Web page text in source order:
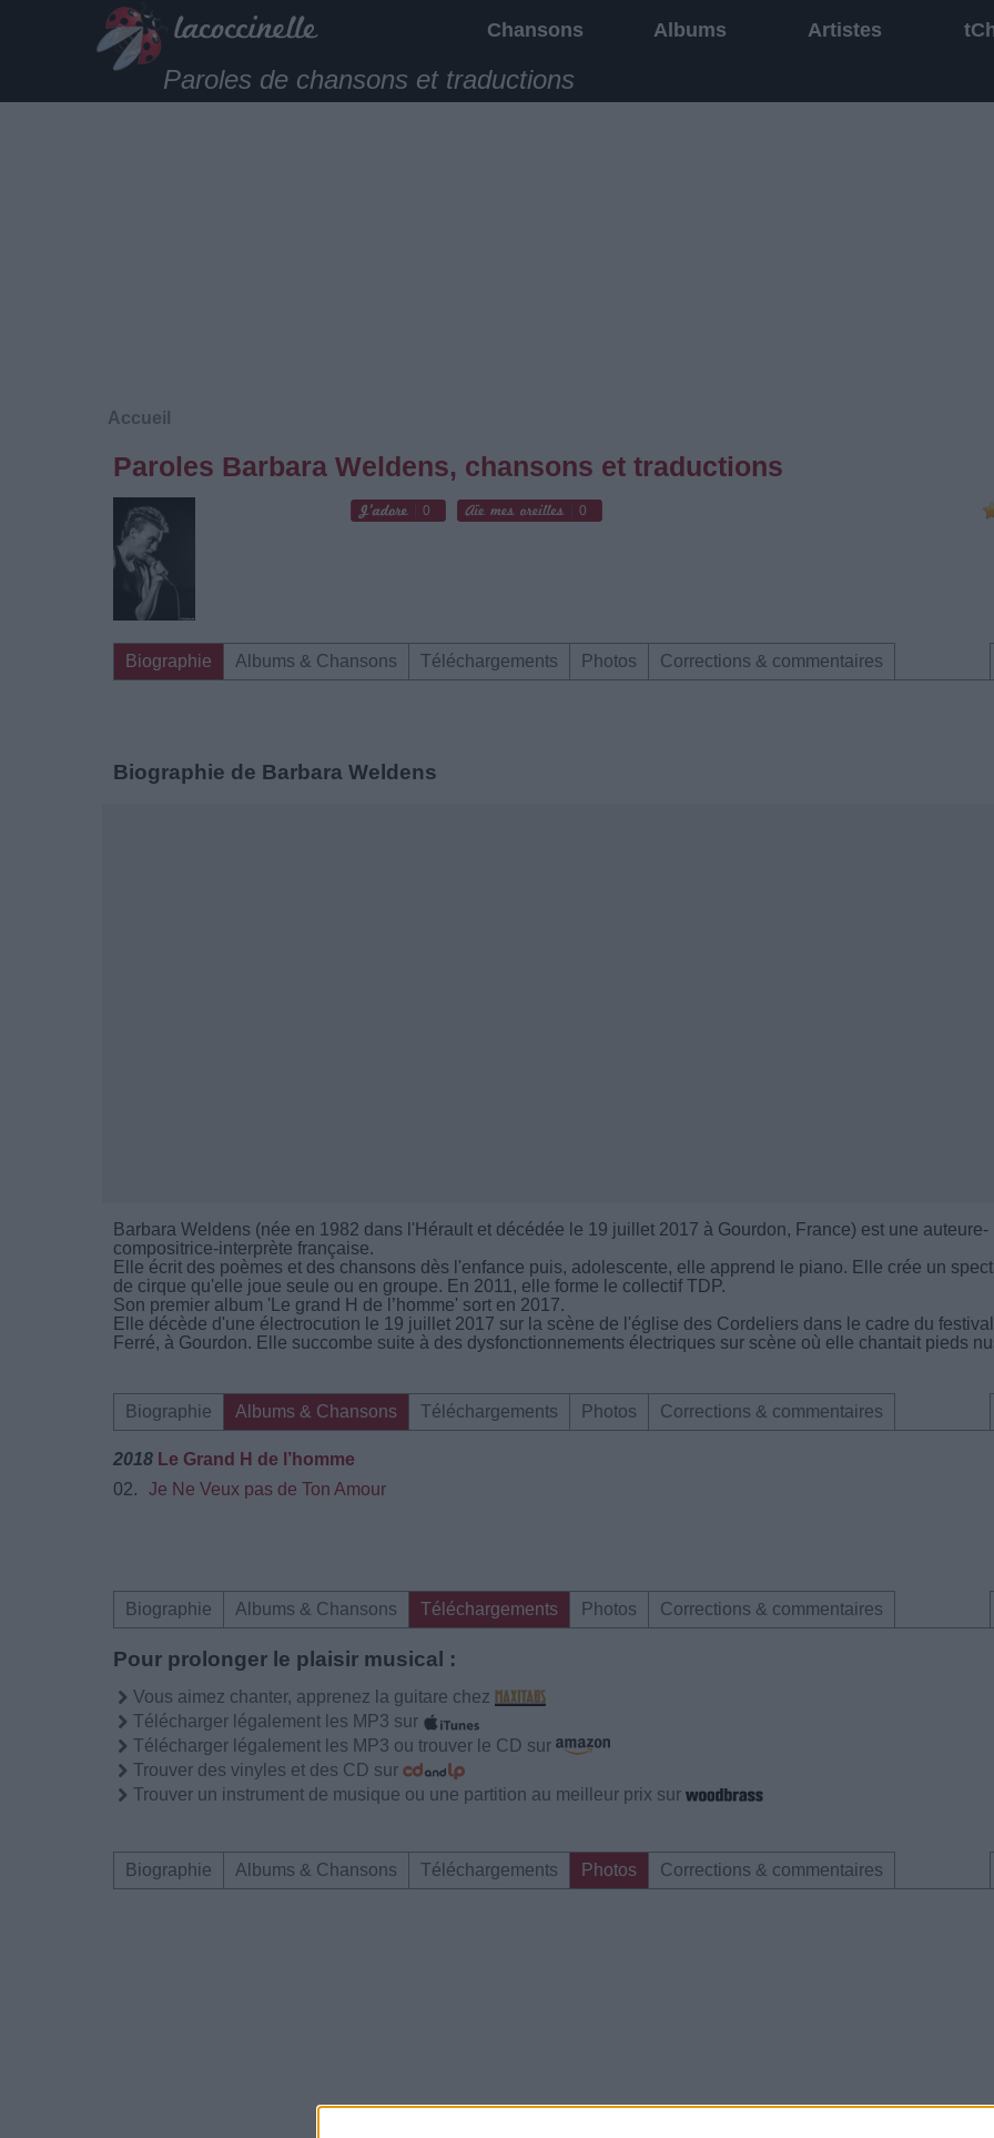
Chansons Albums Artistes
Paroles de chansons et traductions
Accueil
Paroles Barbara Weldens, chansons et traductions
0 0
Biographie Albums & Chansons Téléchargements Photos Corrections & commentaires
Biographie de Barbara Weldens
Barbara Weldens (née en 1982 dans l'Hérault et décédée le 19 juillet 2017 à Gourdon, France) est une auteure-
compositrice-interprète française.
Elle écrit des poèmes et des chansons dès l'enfance puis, adolescente, elle apprend le piano. Elle crée un
de cirque qu'elle joue seule ou en groupe. En 2011, elle forme le collectif TDP.
Son premier album 'Le grand H de l’homme' sort en 2017.
Elle décède d'une électrocution le 19 juillet 2017 sur la scène de l'église des Cordeliers dans le cadre du
Ferré, à Gourdon. Elle succombe suite à des dysfonctionnements électriques sur scène où elle chantait pieds
Biographie Albums & Chansons Téléchargements Photos Corrections & commentaires
2018 Le Grand H de l’homme
02.
Je Ne Veux pas de Ton Amour
Biographie Albums & Chansons Téléchargements Photos Corrections & commentaires
Pour prolonger le plaisir musical :
Vous aimez chanter, apprenez la guitare chez
Télécharger légalement les MP3 sur
Télécharger légalement les MP3 ou trouver le CD sur
Trouver des vinyles et des CD sur
Trouver un instrument de musique ou une partition au meilleur prix sur
Biographie Albums & Chansons Téléchargements Photos Corrections & commentaires